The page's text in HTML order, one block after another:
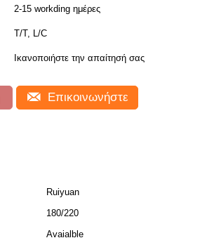
2-15 workding ημέρες
T/T, L/C
Ικανοποιήστε την απαίτησή σας
Επικοινωνήστε
Ruiyuan
180/220
Avaialble